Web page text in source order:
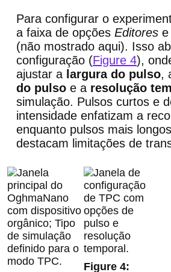
Para configurar o
a faixa de opções Editores e
(não mostrado aqui). Isso
configuração (Figure 4),
ajustar a largura do pulso,
do pulso e a resolução
simulação. Pulsos curtos e
intensidade enfatizam a
enquanto pulsos mais
destacam limitações de